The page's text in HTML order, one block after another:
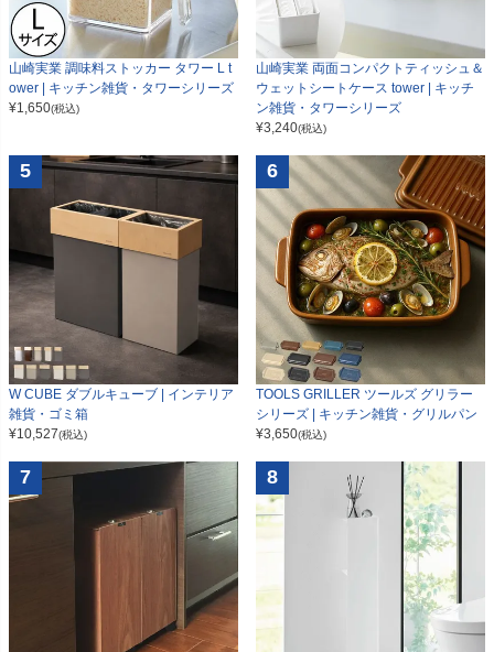
山崎実業 調味料ストッカー タワー L t
ower | キッチン雑貨・タワーシリーズ
¥1,650(税込)
山崎実業 両面コンパクトティッシュ＆
ウェットシートケース tower | キッチ
ン雑貨・タワーシリーズ
¥3,240(税込)
5
W CUBE ダブルキューブ | インテリア
雑貨・ゴミ箱
¥10,527(税込)
6
TOOLS GRILLER ツールズ グリラー
シリーズ | キッチン雑貨・グリルパン
¥3,650(税込)
7 8